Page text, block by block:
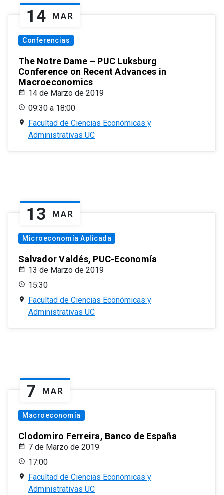
14 MAR
Conferencias
The Notre Dame – PUC Luksburg
Conference on Recent Advances in
Macroeconomics
14 de Marzo de 2019
09:30 a 18:00
Facultad de Ciencias Económicas y
Administrativas UC
13 MAR
Microeconomía Aplicada
Salvador Valdés, PUC-Economía
13 de Marzo de 2019
15:30
Facultad de Ciencias Económicas y
Administrativas UC
7 MAR
Macroeconomía
Clodomiro Ferreira, Banco de España
7 de Marzo de 2019
17:00
Facultad de Ciencias Económicas y
Administrativas UC